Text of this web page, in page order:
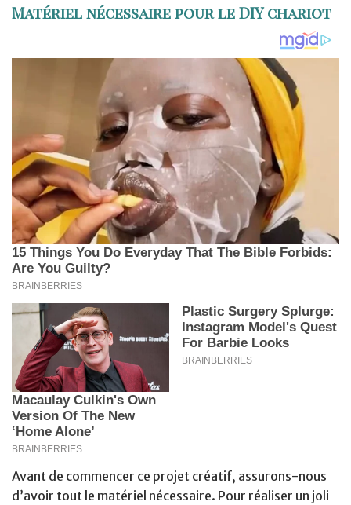
Matériel nécessaire pour le DIY chariot
Avant de commencer ce projet créatif, assurons-nous
d’avoir tout le matériel nécessaire. Pour réaliser un joli